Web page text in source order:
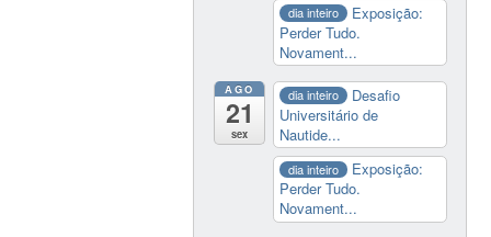
dia inteiro
Exposição:
Perder Tudo.
Novament...
AGO
21
sex
dia inteiro
Desafio
Universitário de
Nautide...
dia inteiro
Exposição:
Perder Tudo.
Novament...